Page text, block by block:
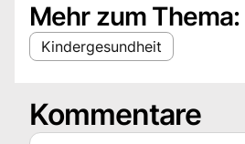
Mehr zum Thema:
Kindergesundheit
Kommentare